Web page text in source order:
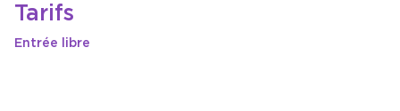
Tarifs
Entrée libre